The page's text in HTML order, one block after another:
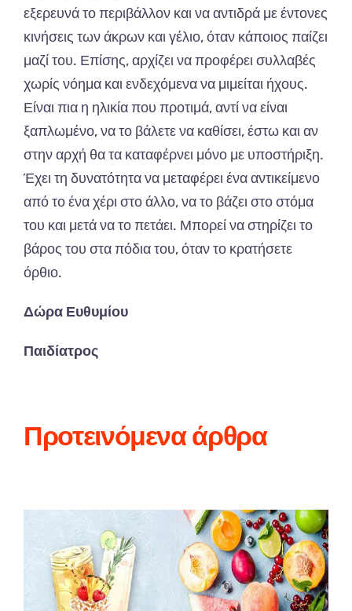
εξερευνάτοπεριβάλλον και να αντιδρά μεέντονες
κινήσεις τωνάκρων καιγέλιο,όταν κάποιος παίζει
μαζίτου. Επίσης, αρχίζεινα προφέρεισυλλαβές
χωρίς νόημα καιενδεχόμενα να μιμείται ήχους.
Είναι πια η ηλικία που προτιμά, αντίναείναι
ξαπλωμένο, νατο βάλετενα καθίσει,έστω και αν
στηναρχή θα τα καταφέρνει μόνο με υποστήριξη.
Έχειτη δυνατότητα να μεταφέρειένα αντικείμενο
απότοέναχέριστοάλλο, νατο βάζειστοστόμα
του και μετάνατοπετάει. Μπορείναστηρίζειτο
βάρος του στα πόδιατου,όταντο κρατήσετε
όρθιο.
Δώρα Ευθυμίου
Παιδίατρος
Προτεινόμενα άρθρα